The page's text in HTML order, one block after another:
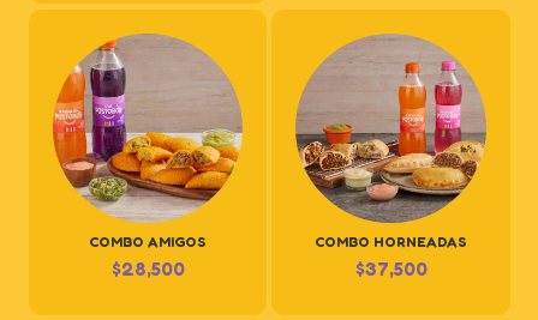
COMBO AMIGOS
$28,500
COMBO HORNEADAS
$37,500